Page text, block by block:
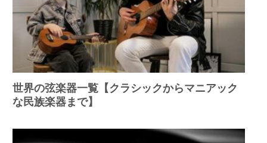
世界の弦楽器一覧【クラシックからマニアック
な民族楽器まで】